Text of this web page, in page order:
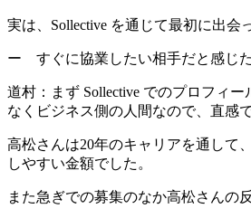
実は、Sollective を通じて最初に出
ー すぐに協業したい相手だと感じ
道村： まず Sollective でのプロフィ
なくビジネス側の人間なので、直感
高松さんは20年のキャリアを通して
しやすい金額でした。
また急ぎでの募集のなか高松さんの